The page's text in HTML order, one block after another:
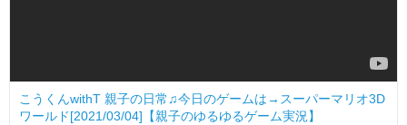
こうくんwithT 親子の日常♫今日のゲームは→スーパーマリオ3D
ワールド[2021/03/04]【親子のゆるゆるゲーム実況】